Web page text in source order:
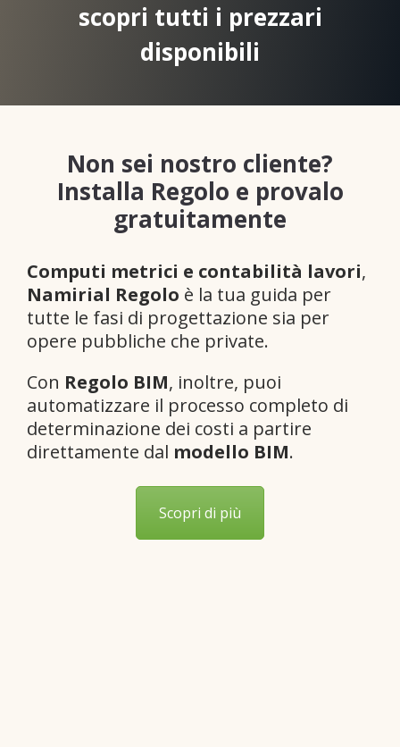
scopri tutti i prezzari
disponibili
Non sei nostro cliente?
Installa Regolo e provalo
gratuitamente
Computi metrici e contabilità lavori,
Namirial Regolo è la tua guida per
tutte le fasi di progettazione sia per
opere pubbliche che private.
Con Regolo BIM, inoltre, puoi
automatizzare il processo completo di
determinazione dei costi a partire
direttamente dal modello BIM.
Scopri di più